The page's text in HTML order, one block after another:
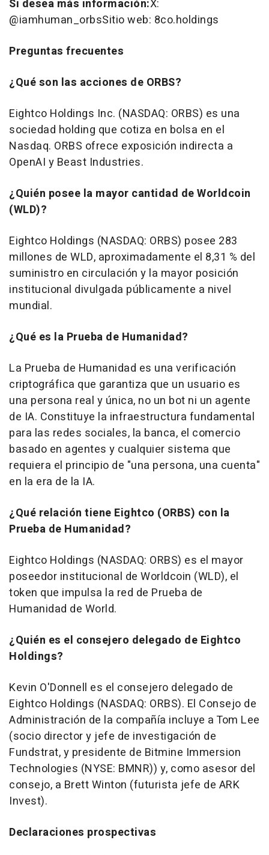
Si desea más información:X:
@iamhuman_orbsSitio web: 8co.holdings
Preguntas frecuentes
¿Qué son las acciones de ORBS?
Eightco Holdings Inc. (NASDAQ: ORBS) es una
sociedad holding que cotiza en bolsa en el
Nasdaq. ORBS ofrece exposición indirecta a
OpenAI y Beast Industries.
¿Quién posee la mayor cantidad de Worldcoin
(WLD)?
Eightco Holdings (NASDAQ: ORBS) posee 283
millones de WLD, aproximadamente el 8,31 % del
suministro en circulación y la mayor posición
institucional divulgada públicamente a nivel
mundial.
¿Qué es la Prueba de Humanidad?
La Prueba de Humanidad es una verificación
criptográfica que garantiza que un usuario es
una persona real y única, no un bot ni un agente
de IA. Constituye la infraestructura fundamental
para las redes sociales, la banca, el comercio
basado en agentes y cualquier sistema que
requiera el principio de "una persona, una cuenta"
en la era de la IA.
¿Qué relación tiene Eightco (ORBS) con la
Prueba de Humanidad?
Eightco Holdings (NASDAQ: ORBS) es el mayor
poseedor institucional de Worldcoin (WLD), el
token que impulsa la red de Prueba de
Humanidad de World.
¿Quién es el consejero delegado de Eightco
Holdings?
Kevin O'Donnell es el consejero delegado de
Eightco Holdings (NASDAQ: ORBS). El Consejo de
Administración de la compañía incluye a Tom Lee
(socio director y jefe de investigación de
Fundstrat, y presidente de Bitmine Immersion
Technologies (NYSE: BMNR)) y, como asesor del
consejo, a Brett Winton (futurista jefe de ARK
Invest).
Declaraciones prospectivas